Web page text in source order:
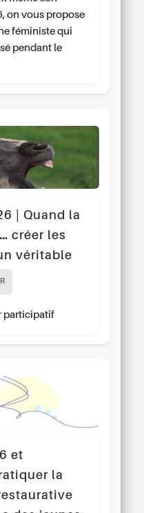
on vous propose
féministe qui
pendant le
| Quand la
créer les
véritable
participatif
et
la